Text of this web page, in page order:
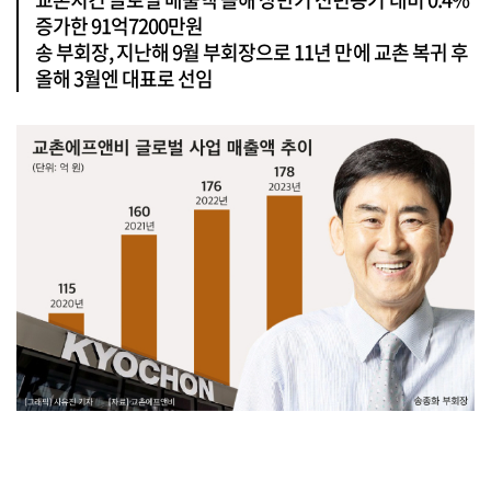
증가한 91억7200만원
송 부회장, 지난해 9월 부회장으로 11년 만에 교촌 복귀 후
올해 3월엔 대표로 선임